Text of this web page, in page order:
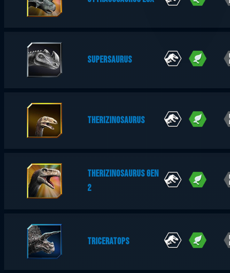
SUPERSAURUS
THERIZINOSAURUS
THERIZINOSAURUS GEN
2
TRICERATOPS